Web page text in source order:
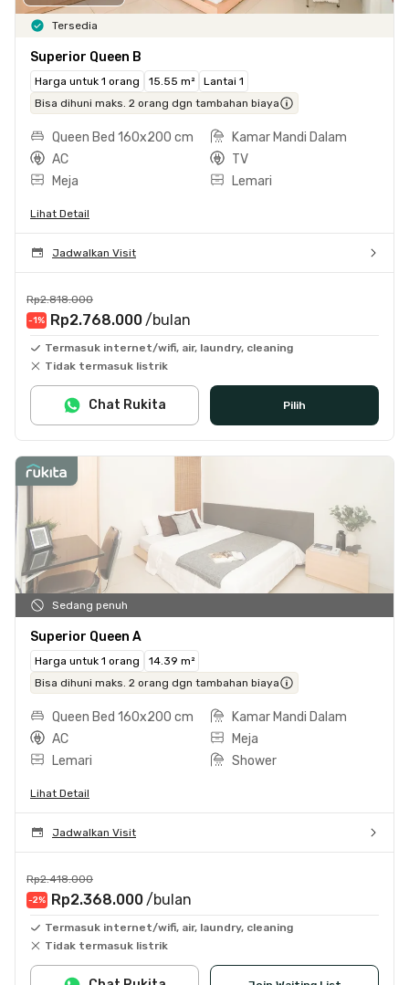
Tersedia
Superior Queen B
Harga untuk 1 orang 15.55 m²
Lantai 1
Bisa dihuni maks. 2 orang dgn tambahan biaya
Queen Bed 160x200 cm
Kamar Mandi Dalam
AC
TV
Meja
Lemari
Lihat Detail
Jadwalkan Visit
Rp2.818.000
-1% Rp2.768.000 /bulan
Termasuk internet/wifi, air, laundry, cleaning
Tidak termasuk listrik
Pilih
Chat Rukita
Sedang penuh
Superior Queen A
Harga untuk 1 orang
14.39 m²
Bisa dihuni maks. 2 orang dgn tambahan biaya
Queen Bed 160x200 cm
Kamar Mandi Dalam
AC
Meja
Lemari
Shower
Lihat Detail
Jadwalkan Visit
Rp2.418.000
-2% Rp2.368.000 /bulan
Termasuk internet/wifi, air, laundry, cleaning
Tidak termasuk listrik